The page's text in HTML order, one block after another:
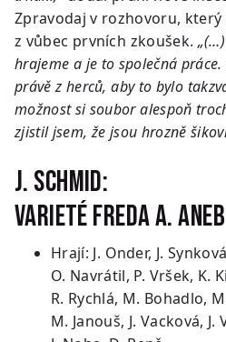
Zpravodaj v rozhovoru,
z vůbec prvních zkoušek.
hrajeme a je to společná práce.
právě z herců, aby to bylo
možnost si soubor alespoň
zjistil jsem, že jsou hrozně
J. Schmid:
Varieté Freda A.
Hrají: J. Onder, J.
O. Navrátil, P. Vršek, K.
R. Rychlá, M. Bohadlo,
M. Janouš, J. Vacková,